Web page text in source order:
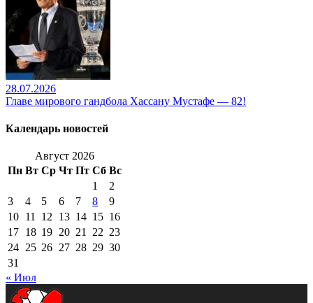
28.07.2026
Главе мирового гандбола Хассану Мустафе — 82!
Календарь новостей
Август 2026
Пн Вт Ср Чт Пт Сб Вс
1
2
3
4 5 6 7 8
9
10 11 12 13 14 15 16
17 18 19 20 21 22 23
24 25 26 27 28 29 30
31
« Июл